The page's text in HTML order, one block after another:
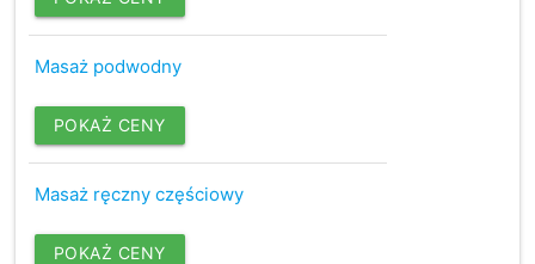
Masaż podwodny
POKAŻ CENY
Masaż ręczny częściowy
POKAŻ CENY